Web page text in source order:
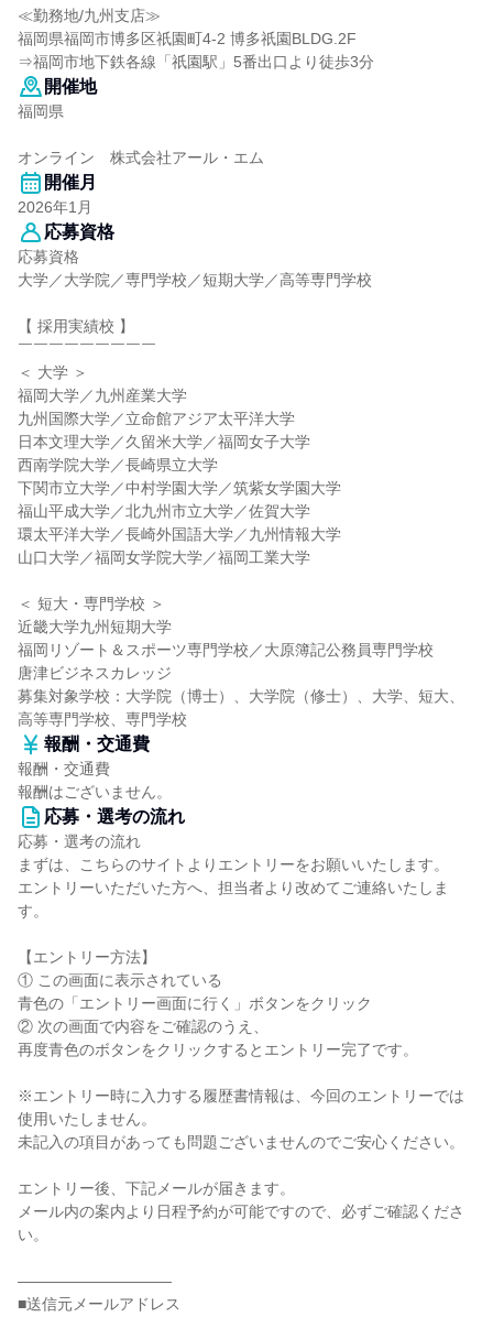
≪勤務地/九州支店≫
福岡県福岡市博多区祇園町4-2 博多祇園BLDG.2F
⇒福岡市地下鉄各線「祇園駅」5番出口より徒歩3分
開催地
福岡県
オンライン 株式会社アール・エム
開催月
2026年1月
応募資格
応募資格
大学／大学院／専門学校／短期大学／高等専門学校
【 採用実績校 】
￣￣￣￣￣￣￣￣￣
＜ 大学 ＞
福岡大学／九州産業大学
九州国際大学／立命館アジア太平洋大学
日本文理大学／久留米大学／福岡女子大学
西南学院大学／長崎県立大学
下関市立大学／中村学園大学／筑紫女学園大学
福山平成大学／北九州市立大学／佐賀大学
環太平洋大学／長崎外国語大学／九州情報大学
山口大学／福岡女学院大学／福岡工業大学
＜ 短大・専門学校 ＞
近畿大学九州短期大学
福岡リゾート＆スポーツ専門学校／大原簿記公務員専門学校
唐津ビジネスカレッジ
募集対象学校：大学院（博士）、大学院（修士）、大学、短大、
高等専門学校、専門学校
報酬・交通費
報酬・交通費
報酬はございません。
応募・選考の流れ
応募・選考の流れ
まずは、こちらのサイトよりエントリーをお願いいたします。
エントリーいただいた方へ、担当者より改めてご連絡いたしま
す。
【エントリー方法】
① この画面に表示されている
青色の「エントリー画面に行く」ボタンをクリック
② 次の画面で内容をご確認のうえ、
再度青色のボタンをクリックするとエントリー完了です。
※エントリー時に入力する履歴書情報は、今回のエントリーでは
使用いたしません。
未記入の項目があっても問題ございませんのでご安心ください。
エントリー後、下記メールが届きます。
メール内の案内より日程予約が可能ですので、必ずご確認くださ
い。
――――――――――
■送信元メールアドレス